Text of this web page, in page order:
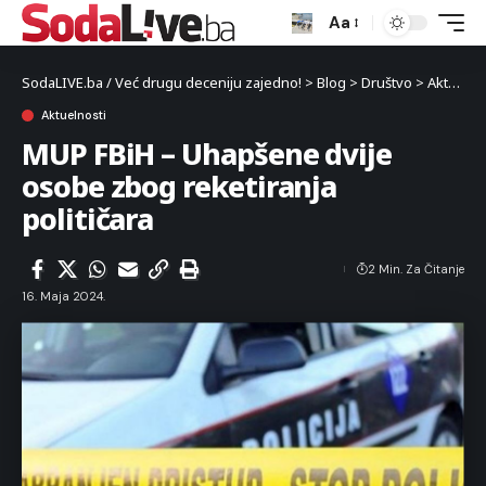
Aa
SodaLIVE.ba / Već drugu deceniju zajedno! > Blog > Društvo > Aktuelnosti
Aktuelnosti
MUP FBiH – Uhapšene dvije
osobe zbog reketiranja
političara
16. Maja 2024.
2 Min. Za Čitanje